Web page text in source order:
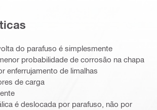
do parafuso é simplesmente
probabilidade de corrosão na chapa
enferrujamento de limalhas
de carga
é deslocada por parafuso, não por